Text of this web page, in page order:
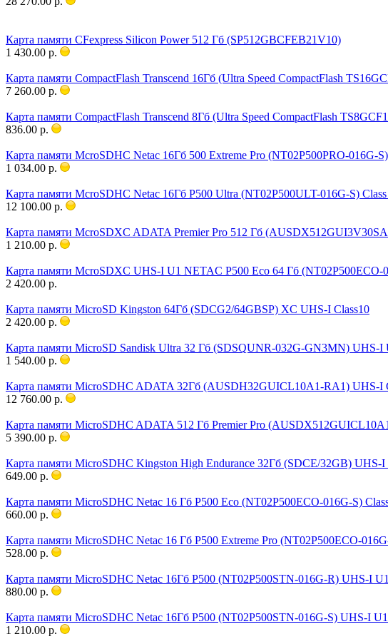
Карта памяти CFexpress Silicon Power 512 Гб (SP512GBCFEB21V10)
1 430.00 р.
Карта памяти CompactFlash Transcend 16Гб (Ultra Speed CompactFlash
7 260.00 р.
Карта памяти CompactFlash Transcend 8Гб (Ultra Speed CompactFlash
836.00 р.
Карта памяти McroSDHC Netac 16Гб 500 Extreme Pro (NT02P500PRO-016G-
1 034.00 р.
Карта памяти McroSDHC Netac 16Гб P500 Ultra (NT02P500ULT-016G-S) Class
12 100.00 р.
Карта памяти McroSDXC ADATA Premier Pro 512 Гб
1 210.00 р.
Карта памяти McroSDXC UHS-I U1 NETAC P500 Eco 64 Гб (NT02P500ECO-
2 420.00 р.
Карта памяти MicroSD Kingston 64Гб (SDCG2/64GBSP) XC UHS-I Class10
2 420.00 р.
Карта памяти MicroSD Sandisk Ultra 32 Гб (SDSQUNR-032G-GN3MN) UHS-I
1 540.00 р.
Карта памяти MicroSDHC ADATA 32Гб (AUSDH32GUICL10A1-RA1) UHS-I
12 760.00 р.
Карта памяти MicroSDHC ADATA 512 Гб Premier Pro
5 390.00 р.
Карта памяти MicroSDHC Kingston High Endurance 32Гб (SDCE/32GB) UHS-I
649.00 р.
Карта памяти MicroSDHC Netac 16 Гб P500 Eco (NT02P500ECO-016G-S)
660.00 р.
Карта памяти MicroSDHC Netac 16 Гб P500 Extreme Pro (NT02P500ECO-
528.00 р.
Карта памяти MicroSDHC Netac 16Гб P500 (NT02P500STN-016G-R) UHS-I
880.00 р.
Карта памяти MicroSDHC Netac 16Гб P500 (NT02P500STN-016G-S) UHS-I
1 210.00 р.